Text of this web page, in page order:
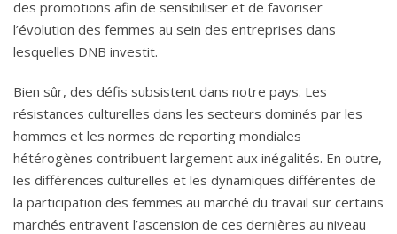
des promotions afin de sensibiliser et de favoriser
l’évolution des femmes au sein des entreprises dans
lesquelles DNB investit.
Bien sûr, des défis subsistent dans notre pays. Les
résistances culturelles dans les secteurs dominés par les
hommes et les normes de reporting mondiales
hétérogènes contribuent largement aux inégalités. En outre,
les différences culturelles et les dynamiques différentes de
la participation des femmes au marché du travail sur certains
marchés entravent l’ascension de ces dernières au niveau